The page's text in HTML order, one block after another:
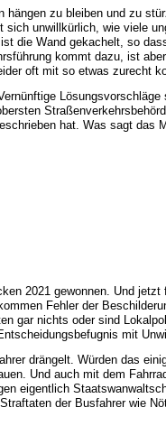
zu bleiben und zu
unwillkürlich, wie viele
die Wand gekachelt, so
kommt dazu, ist
oft mit so etwas zurecht
Lösungsvorschläge
hat. Was sagt das
2021 gewonnen. Und
Fehler der
gar nichts oder sind
mit
drängelt. Würden das
Und auch mit dem
eigentlich
der Busfahrer wie